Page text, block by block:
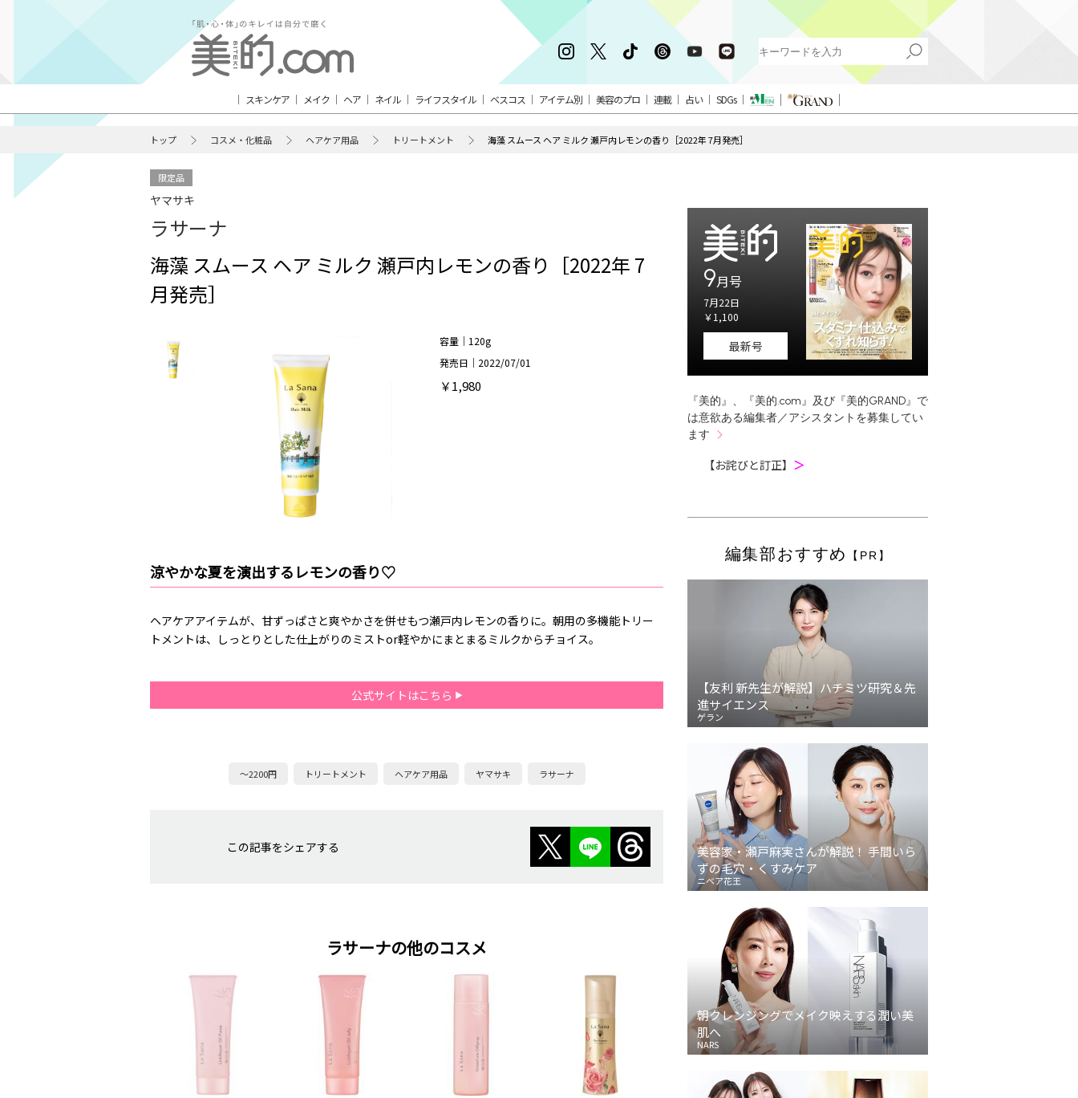
スキンケア メイク ヘア ネイル ライフスタイル ベスコス アイテム別 美容のプロ 連載 占い SDGs
トップ コスメ・化粧品 ヘアケア用品 トリートメント 海藻 スムース ヘア ミルク 瀬戸内レモンの香り［2022年 7月発売］
限定品
ヤマサキ
ラサーナ
海藻 スムース ヘア ミルク 瀬戸内レモンの香り［2022年 7
月発売］
容量｜120g
発売日｜2022/07/01
￥1,980
涼やかな夏を演出するレモンの香り♡
ヘアケアアイテムが、甘ずっぱさと爽やかさを併せもつ瀬戸内レモンの香りに。朝用の多機能トリー
トメントは、しっとりとした仕上がりのミストor軽やかにまとまるミルクからチョイス。
公式サイトはこちら
～2200円 トリートメント ヘアケア用品 ヤマサキ ラサーナ
この記事をシェアする
ラサーナの他のコスメ
9月号
7月22日
￥1,100
最新号
『美的』、『美的.com』及び『美的GRAND』で
は意欲ある編集者／アシスタントを募集してい
ます
【お詫びと訂正】 ＞
編集部おすすめ 【PR】
【友利 新先生が解説】ハチミツ研究＆先
進サイエンス
ゲラン
美容家・瀬戸麻実さんが解説！ 手間いら
ずの毛穴・くすみケア
ニベア花王
朝クレンジングでメイク映えする潤い美
肌へ
NARS